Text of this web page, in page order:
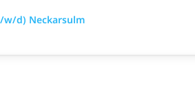
w/d) Neckarsulm